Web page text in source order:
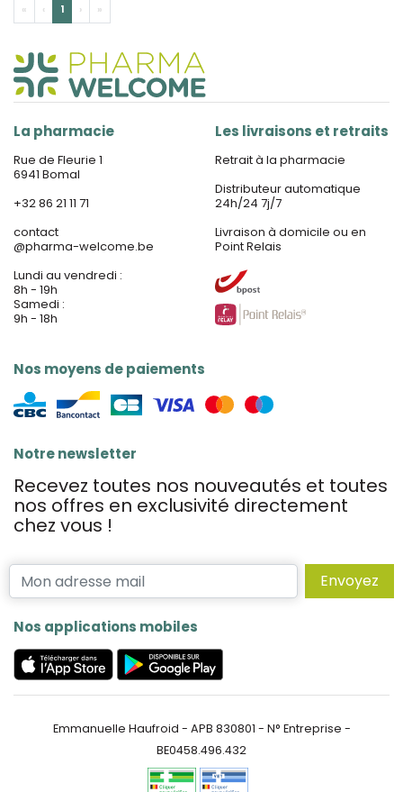
« ‹ 1 › »
La pharmacie
Rue de Fleurie 1
6941 Bomal
+32 86 21 11 71
contact
@pharma-welcome.be
Lundi au vendredi :
8h - 19h
Samedi :
9h - 18h
Nos moyens de paiements
Les livraisons et retraits
Retrait à la pharmacie
Distributeur automatique
24h/24 7j/7
Livraison à domicile ou en
Point Relais
Notre newsletter
Recevez toutes nos nouveautés et toutes
nos offres en exclusivité directement
chez vous !
Envoyez
Nos applications mobiles
Emmanuelle Haufroid - APB 830801 - N° Entreprise -
BE0458.496.432